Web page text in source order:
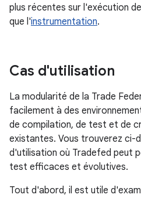
plus récentes sur l'exécution
que l'instrumentation.
Cas d'utilisation
La modularité de la Trade
facilement à des
de compilation, de test et de
existantes. Vous trouverez ci-
d'utilisation où Tradefed peut
test efficaces et évolutives.
Tout d'abord, il est utile